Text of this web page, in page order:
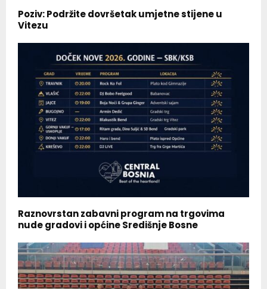
Poziv: Podržite dovršetak umjetne stijene u
Vitezu
Raznovrstan zabavni program na trgovima
nude gradovi i općine Središnje Bosne